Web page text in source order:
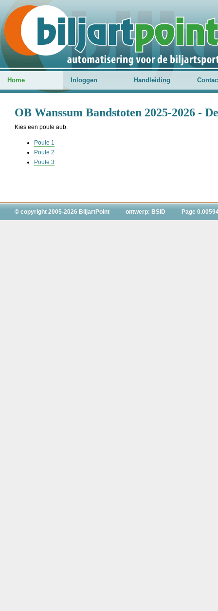
Home Inloggen Handleiding
OB Wanssum Bandstoten 2025-2026 -
Kies een poule aub.
Poule 1
Poule 2
Poule 3
© copyright 2005-2026 BiljartPoint ontwerp: BSID Page